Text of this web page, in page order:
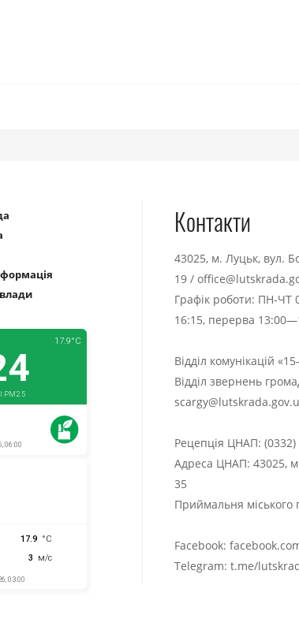
Контакти
43025, м. Луцьк, вул.
19 /
Графік роботи: ПН-
16:15, перерва
Відділ комунікацій
Відділ звернень
Рецепція ЦНАП:
Адреса ЦНАП: 43025,
35
Приймальня міського
Facebook:
Telegram: t.me/